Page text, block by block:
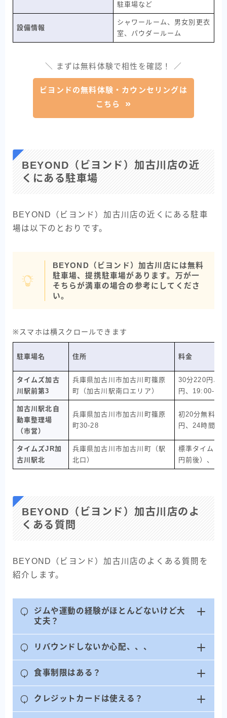
駐車場など
設備情報
シャワールーム、男女別更衣
室、パウダールーム
＼ まずは無料体験で相性を確認！ ／
ビヨンドの無料体験・カウンセリングは
こちら
BEYOND（ビヨンド）加古川店の近
くにある駐車場
BEYOND（ビヨンド）加古川店の近くにある駐車
場は以下のとおりです。
BEYOND（ビヨンド）加古川店には無料
駐車場、提携駐車場があります。万が一
そちらが満車の場合の参考にしてくださ
い。
※スマホは横スクロールできます
駐車場名 住所 料金
タイムズ加古
川駅前第3
兵庫県加古川市加古川町篠原
町（加古川駅南口エリア）
30分220円、
円、19:00-
加古川駅北自
動車整理場
（市営）
兵庫県加古川市加古川町篠原
町30-28
初20分無料、
円、24時間最
タイムズJR加
古川駅北
兵庫県加古川市加古川町（駅
北口）
標準タイムズ
円前後）、最
BEYOND（ビヨンド）加古川店のよ
くある質問
BEYOND（ビヨンド）加古川店のよくある質問を
紹介します。
Q
ジムや運動の経験がほとんどないけど大
丈夫？
Q リバウンドしないか心配、、、
Q 食事制限はある？
Q クレジットカードは使える？